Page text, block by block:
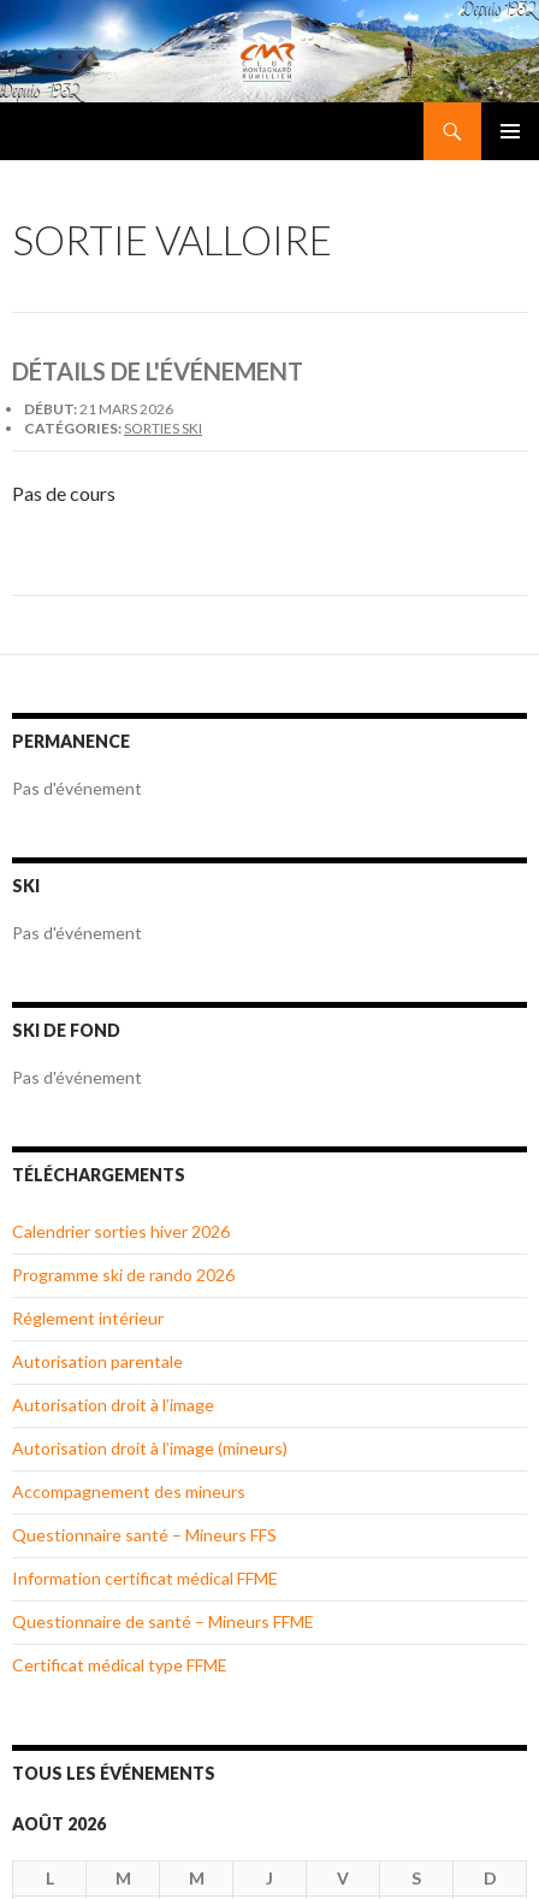
SORTIE VALLOIRE
DÉTAILS DE L'ÉVÉNEMENT
DÉBUT:21 MARS 2026
CATÉGORIES:SORTIES SKI
Pas de cours
des
PERMANENCE
Pas d'événement
SKI
Pas d'événement
SKI DE FOND
Pas d'événement
TÉLÉCHARGEMENTS
Calendrier sorties hiver 2026
Programme ski de rando 2026
Réglement intérieur
Autorisation parentale
Autorisation droit à l’image
Autorisation droit à l’image (mineurs)
Accompagnement des mineurs
Questionnaire santé – Mineurs FFS
Information certificat médical FFME
Questionnaire de santé – Mineurs FFME
Certificat médical type FFME
TOUS LES ÉVÉNEMENTS
AOÛT 2026
L M M J V S
D